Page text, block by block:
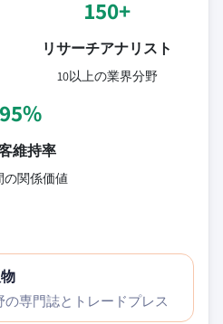
150+
リサーチアナリスト
10以上の業界分野
95%
維持率
の関係価値
専門誌とトレードプレス